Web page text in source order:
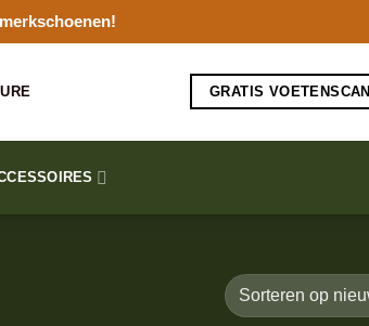
GRATIS VOETENSCAN